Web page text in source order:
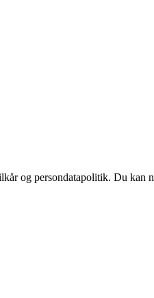
og persondatapolitik. Du kan